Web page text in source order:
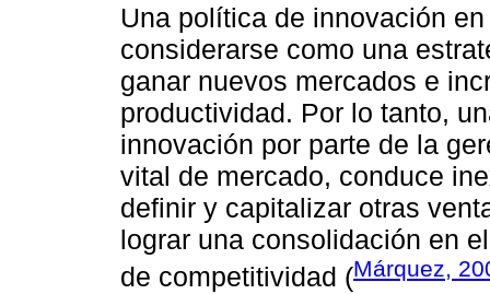
Una política de innovación
considerarse como una
ganar nuevos mercados e
productividad. Por lo tanto,
innovación por parte de la
vital de mercado, conduce
definir y capitalizar otras
lograr una consolidación en
de competitividad (Márquez,